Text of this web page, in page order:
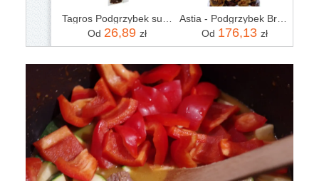
Tagros Podgrzybek suszony sznur 0,05kg
Od 26,89 zł
Astia - Podgrzybek Brunatny Cały 500G
Od 176,13 zł